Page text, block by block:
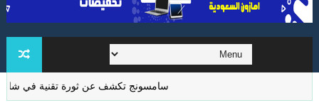
سامسونج تكشف عن ثورة تقنية في شاشات